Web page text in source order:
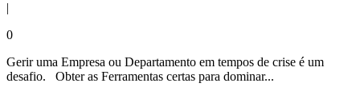
|
0
Gerir uma Empresa ou Departamento em tempos de crise é um
desafio. Obter as Ferramentas certas para dominar...